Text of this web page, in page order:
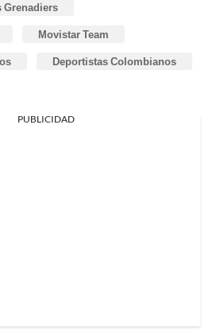
Grenadiers
Movistar Team
Deportistas Colombianos
PUBLICIDAD